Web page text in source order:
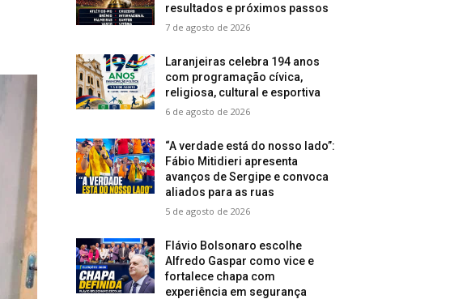
resultados e próximos passos
7 de agosto de 2026
Laranjeiras celebra 194 anos
com programação cívica,
religiosa, cultural e esportiva
6 de agosto de 2026
“A verdade está do nosso lado”:
Fábio Mitidieri apresenta
avanços de Sergipe e convoca
aliados para as ruas
5 de agosto de 2026
Flávio Bolsonaro escolhe
Alfredo Gaspar como vice e
fortalece chapa com
experiência em segurança